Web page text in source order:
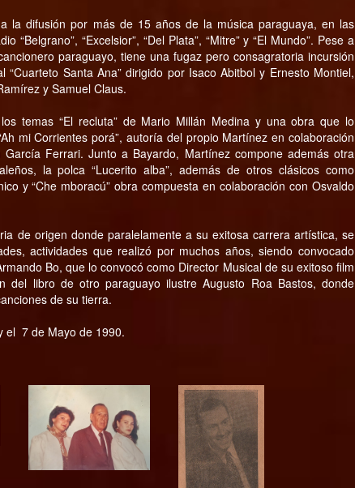
la difusión por más de 15 años de la música paraguaya, en las
“Excelsior”, “Del Plata”, “Mitre” y “El Mundo”. Pese a
paraguayo, tiene una fugaz pero consagratoria incursión
Santa Ana” dirigido por Isaco Abitbol y Ernesto Montiel,
y Samuel Claus.
temas “El recluta” de Mario Millán Medina y una obra que lo
mi Corrientes porá”, autoría del propio Martínez en colaboración
Ferrari. Junto a Bayardo, Martínez compone además otra
la polca “Lucerito alba”, además de otros clásicos como
y “Che mboracú” obra compuesta en colaboración con Osvaldo
de origen donde paralelamente a su exitosa carrera artística, se
actividades que realizó por muchos años, siendo convocado
Bo, que lo convocó como Director Musical de su exitoso film
del libro de otro paraguayo ilustre Augusto Roa Bastos, donde
de su tierra.
el 7 de Mayo de 1990.